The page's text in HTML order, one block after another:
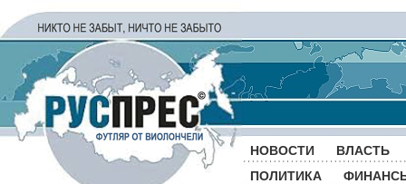
НОВОСТИ
ВЛАСТЬ
ПОЛИТИКА